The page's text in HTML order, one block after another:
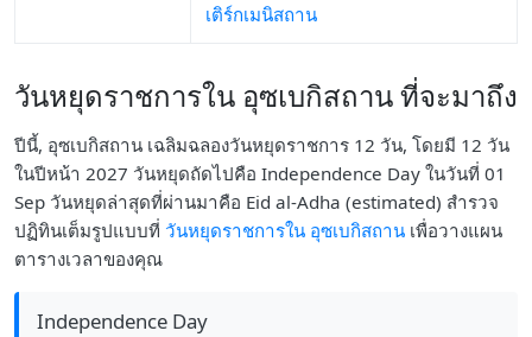
เติร์กเมนิสถาน
วันหยุดราชการใน อุซเบกิสถาน ที่จะมาถึง
ปีนี้, อุซเบกิสถาน เฉลิมฉลองวันหยุดราชการ 12 วัน, โดยมี 12 วัน
ในปีหน้า 2027 วันหยุดถัดไปคือ Independence Day ในวันที่ 01
Sep วันหยุดล่าสุดที่ผ่านมาคือ Eid al-Adha (estimated) สำรวจ
ปฏิทินเต็มรูปแบบที่ วันหยุดราชการใน อุซเบกิสถาน เพื่อวางแผน
ตารางเวลาของคุณ
Independence Day